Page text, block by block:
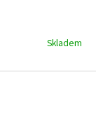
Skladem